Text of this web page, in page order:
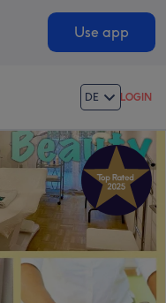
Use app
DE LOGIN